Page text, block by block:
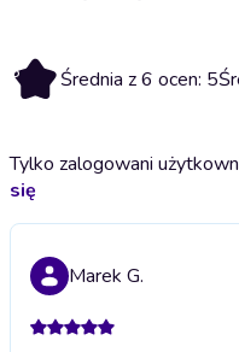
5 Średnia z 6 ocen: 5
Tylko zalogowani
się
Marek G.